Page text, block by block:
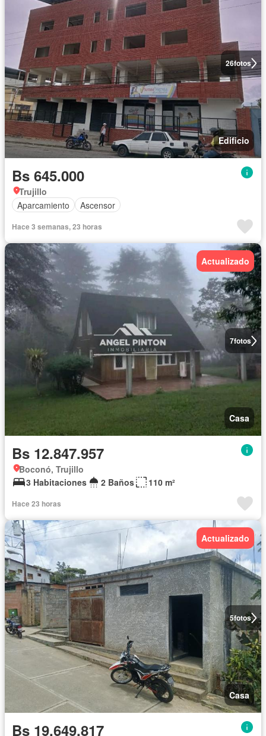
26fotos
Edificio
Bs 645.000
Trujillo
Aparcamiento
Ascensor
Hace 3 semanas, 23 horas
7fotos
Actualizado
Casa
Bs 12.847.957
Boconó, Trujillo
3 Habitaciones
2 Baños 110 m²
Hace 23 horas
5fotos
Actualizado
Casa
Bs 19.649.817